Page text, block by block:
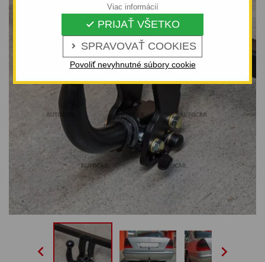
 SPRAVOVAŤ COOKIES
 PRIJAŤ VŠETKO
Povoliť nevyhnutné súbory cookie
Viac informácií
 